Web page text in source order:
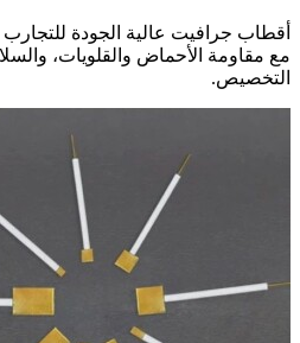
أقطاب جرافيت عالية الجودة للتجارب
مع مقاومة الأحماض والقلويات،
التخصيص.